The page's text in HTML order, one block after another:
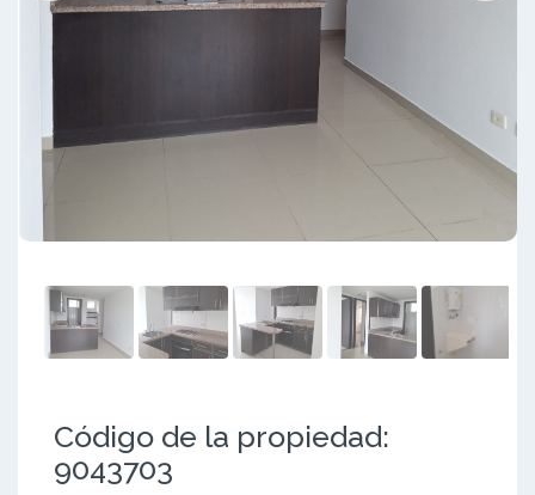
Código de la propiedad:
9043703